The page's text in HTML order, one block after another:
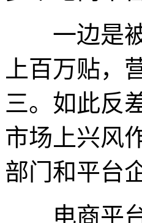
一边是被
上百万贴，
三。如此反
市场上兴风
部门和平台
电商平台